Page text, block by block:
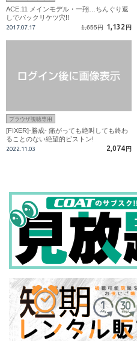
ACE.11 メインモデル・一翔…ちんぐり返
しでパックリケツ穴!!
2017.07.17 1,655円 1,132 円
ブラウザ視聴専用
[FIXER]-勝成- 痛がっても絶叫しても終わ
ることのない絶望的ピストン!
2022.11.03 2,074 円